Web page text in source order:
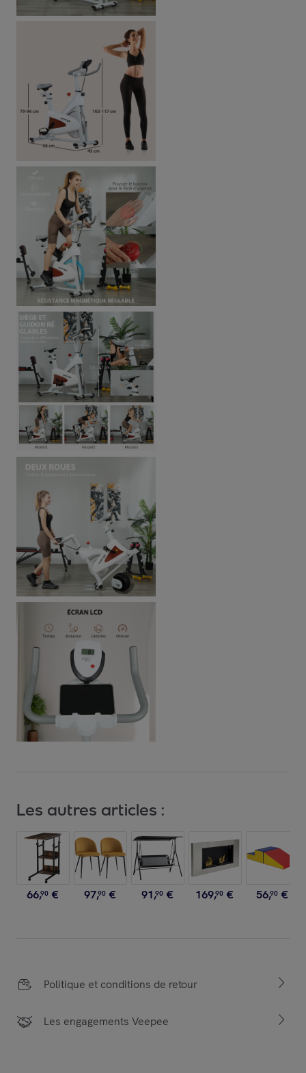
Les autres articles :
66,90 € 97,90 € 91,90 € 169,90 € 56,90 €
Politique et conditions de retour
Les engagements Veepee